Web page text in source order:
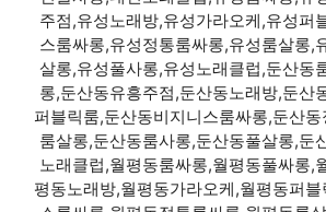
주점,유성노래방,유성가라오케,유성퍼
스룸싸롱,유성정통룸싸롱,유성룸살롱,
살롱,유성풀사롱,유성노래클럽,둔산동
롱,둔산동유흥주점,둔산동노래방,둔산
퍼블릭룸,둔산동비지니스룸싸롱,둔산
룸살롱,둔산동룸사롱,둔산동풀살롱,둔
노래클럽,월평동룸싸롱,월평동풀싸롱,
평동노래방,월평동가라오케,월평동퍼